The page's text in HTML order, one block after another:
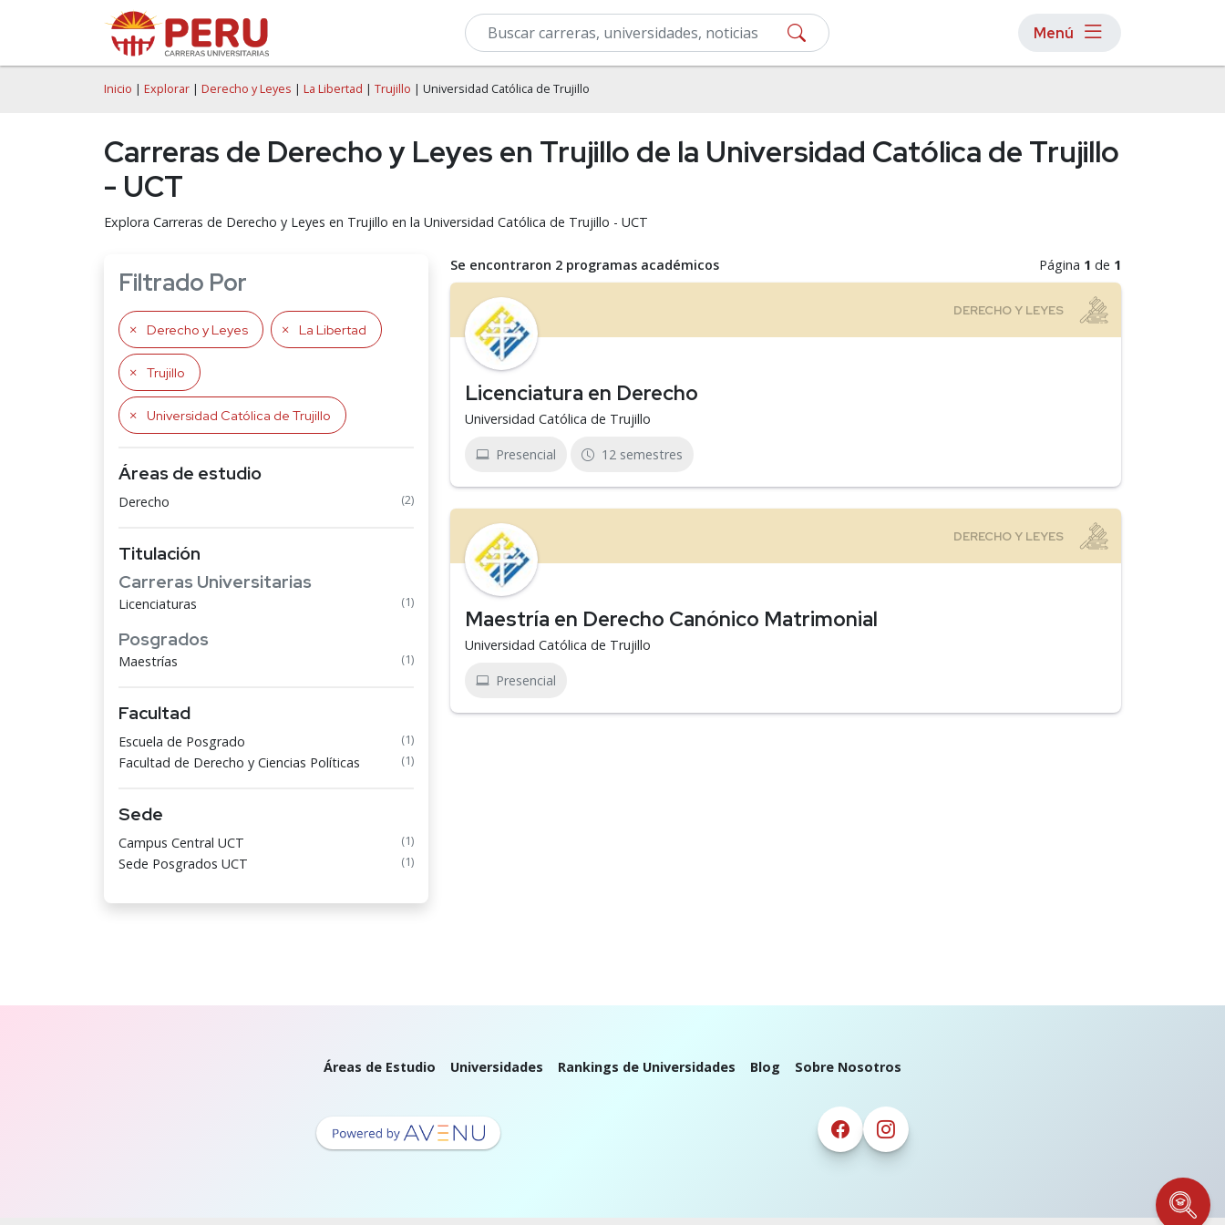
Menú
Inicio | Explorar | Derecho y Leyes | La Libertad | Trujillo | Universidad Católica de Trujillo
Carreras de Derecho y Leyes en Trujillo de la Universidad Católica de Trujillo
- UCT
Explora Carreras de Derecho y Leyes en Trujillo en la Universidad Católica de Trujillo - UCT
Filtrado Por
Derecho y Leyes La Libertad
Trujillo
Universidad Católica de Trujillo
Áreas de estudio
Derecho (2)
Titulación
Carreras Universitarias
Licenciaturas (1)
Posgrados
Maestrías (1)
Facultad
Escuela de Posgrado (1)
Facultad de Derecho y Ciencias Políticas (1)
Sede
Campus Central UCT (1)
Sede Posgrados UCT (1)
Se encontraron 2 programas académicos Página 1 de 1
Licenciatura en Derecho
Universidad Católica de Trujillo
Presencial 12 semestres
Maestría en Derecho Canónico Matrimonial
Universidad Católica de Trujillo
Presencial
Áreas de Estudio Universidades Rankings de Universidades Blog Sobre Nosotros